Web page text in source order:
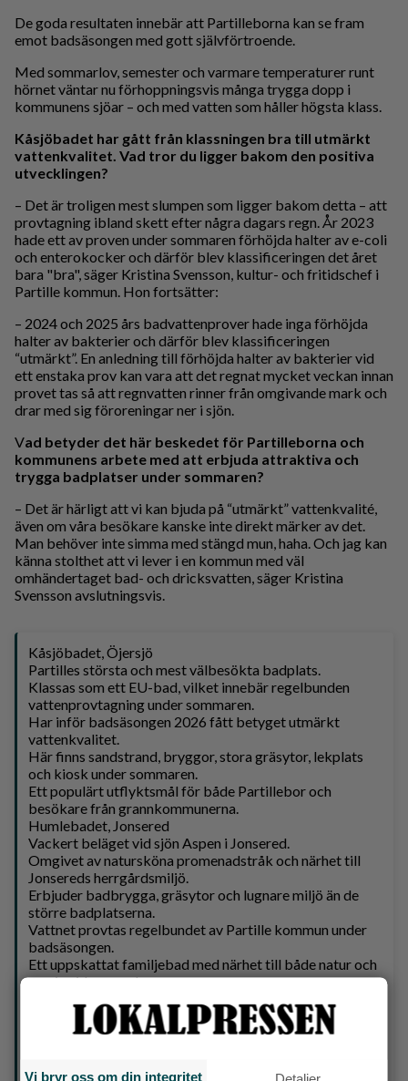
De goda resultaten innebär att Partilleborna kan se fram
emot badsäsongen med gott självförtroende.
Med sommarlov, semester och varmare temperaturer runt
hörnet väntar nu förhoppningsvis många trygga dopp i
kommunens sjöar – och med vatten som håller högsta klass.
Kåsjöbadet har gått från klassningen bra till utmärkt
vattenkvalitet. Vad tror du ligger bakom den positiva
utvecklingen?
– Det är troligen mest slumpen som ligger bakom detta – att
provtagning ibland skett efter några dagars regn. År 2023
hade ett av proven under sommaren förhöjda halter av e-coli
och enterokocker och därför blev klassificeringen det året
bara "bra", säger Kristina Svensson, kultur- och fritidschef i
Partille kommun. Hon fortsätter:
– 2024 och 2025 års badvattenprover hade inga förhöjda
halter av bakterier och därför blev klassificeringen
“utmärkt”. En anledning till förhöjda halter av bakterier vid
ett enstaka prov kan vara att det regnat mycket veckan innan
provet tas så att regnvatten rinner från omgivande mark och
drar med sig föroreningar ner i sjön.
Vad betyder det här beskedet för Partilleborna och
kommunens arbete med att erbjuda attraktiva och
trygga badplatser under sommaren?
– Det är härligt att vi kan bjuda på “utmärkt” vattenkvalité,
även om våra besökare kanske inte direkt märker av det.
Man behöver inte simma med stängd mun, haha. Och jag kan
känna stolthet att vi lever i en kommun med väl
omhändertaget bad- och dricksvatten, säger Kristina
Svensson avslutningsvis.
Kåsjöbadet, Öjersjö
Partilles största och mest välbesökta badplats.
Klassas som ett EU-bad, vilket innebär regelbunden
vattenprovtagning under sommaren.
Har inför badsäsongen 2026 fått betyget utmärkt
vattenkvalitet.
Här finns sandstrand, bryggor, stora gräsytor, lekplats
och kiosk under sommaren.
Ett populärt utflyktsmål för både Partillebor och
besökare från grannkommunerna.
Humlebadet, Jonsered
Vackert beläget vid sjön Aspen i Jonsered.
Omgivet av natursköna promenadstråk och närhet till
Jonsereds herrgårdsmiljö.
Erbjuder badbrygga, gräsytor och lugnare miljö än de
större badplatserna.
Vattnet provtas regelbundet av Partille kommun under
badsäsongen.
Ett uppskattat familjebad med närhet till både natur och
service i Jonsered.
Vattenprover tas flera gånger varje sommar.
Proverna analyseras för bakterier som kan tyda på
Vi bryr oss om din integritet Detaljer